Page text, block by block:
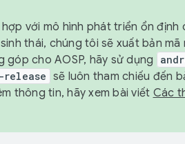
với mô hình phát triển ổn định
thái, chúng tôi sẽ xuất bản
góp cho AOSP, hãy sử dụng
sẽ luôn tham chiếu đến
thông tin, hãy xem bài viết Các